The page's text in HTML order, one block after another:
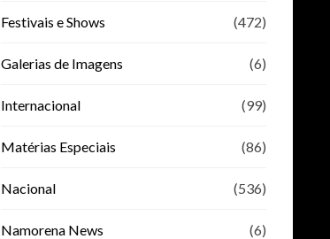
Festivais e Shows (472)
Galerias de Imagens (6)
Internacional (99)
Matérias Especiais (86)
Nacional (536)
Namorena News (6)